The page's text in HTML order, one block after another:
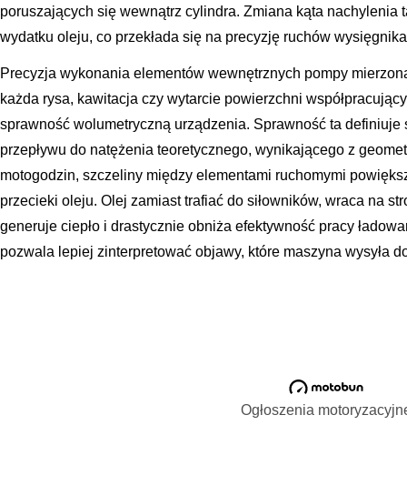
poruszających się wewnątrz cylindra. Zmiana kąta nachylenia
wydatku oleju, co przekłada się na precyzję ruchów
Precyzja wykonania elementów wewnętrznych pompy
każda rysa, kawitacja czy wytarcie powierzchni
sprawność wolumetryczną urządzenia. Sprawność ta
przepływu do natężenia teoretycznego, wynikającego z
motogodzin, szczeliny między elementami ruchomymi
przecieki oleju. Olej zamiast trafiać do siłowników, wraca na
generuje ciepło i drastycznie obniża efektywność pracy
pozwala lepiej zinterpretować objawy, które maszyna wysyła
Ogłoszenia